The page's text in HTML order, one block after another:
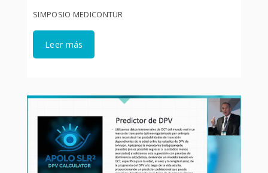
SIMPOSIO MEDICONTUR
Leer más